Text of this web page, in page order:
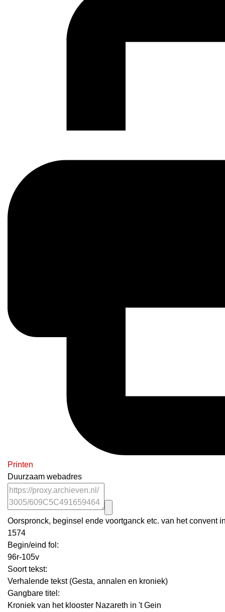
Printen
Duurzaam webadres
Oorspronck, beginsel ende voortganck etc. van het convent
1574
Begin/eind fol:
96r-105v
Soort tekst:
Verhalende tekst (Gesta, annalen en kroniek)
Gangbare titel:
Kroniek van het klooster Nazareth in 't Gein